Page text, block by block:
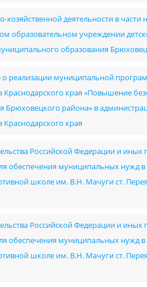
деятельности в части
образовательном учреждении
образования
реализации муниципальной
края «Повышение
Брюховецкого района» в
края
Российской Федерации и иных
обеспечения муниципальных нужд
школе им. В.Н. Мачуги ст.
Российской Федерации и иных
обеспечения муниципальных нужд
школе им. В.Н. Мачуги ст.